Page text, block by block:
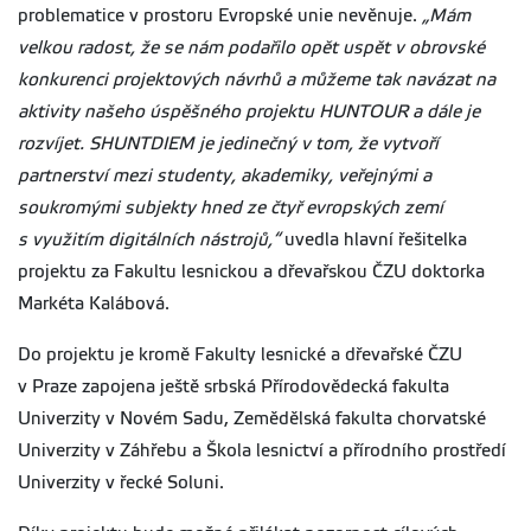
problematice v prostoru Evropské unie nevěnuje. „Mám
velkou radost, že se nám podařilo opět uspět v obrovské
konkurenci projektových návrhů a můžeme tak navázat na
aktivity našeho úspěšného projektu HUNTOUR a dále je
rozvíjet. SHUNTDIEM je jedinečný v tom, že vytvoří
partnerství mezi studenty, akademiky, veřejnými a
soukromými subjekty hned ze čtyř evropských zemí
s využitím digitálních nástrojů,“uvedla hlavní řešitelka
projektu za Fakultu lesnickou a dřevařskou ČZU doktorka
Markéta Kalábová.
Do projektu je kromě Fakulty lesnické a dřevařské ČZU
v Praze zapojena ještě srbská Přírodovědecká fakulta
Univerzity v Novém Sadu, Zemědělská fakulta chorvatské
Univerzity v Záhřebu a Škola lesnictví a přírodního prostředí
Univerzity v řecké Soluni.